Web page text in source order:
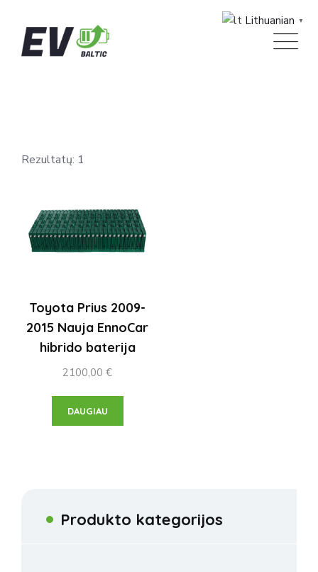
content
Rezultatų: 1
Toyota Prius 2009-
2015 Nauja EnnoCar
hibrido baterija
2100,00€
DAUGIAU
Produkto kategorijos
Lithuanian ▼